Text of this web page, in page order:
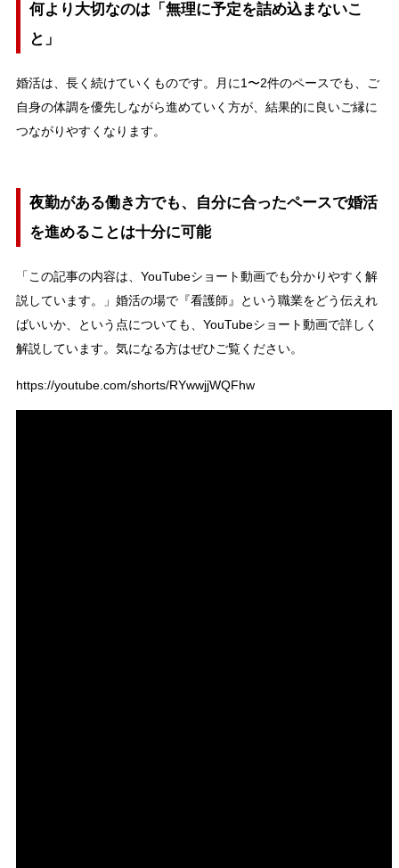
何より大切なのは「無理に予定を詰め込まないこ
と」
婚活は、長く続けていくものです。月に1〜2件のペースでも、ご
自身の体調を優先しながら進めていく方が、結果的に良いご縁に
つながりやすくなります。
夜勤がある働き方でも、自分に合ったペースで婚活
を進めることは十分に可能
「この記事の内容は、YouTubeショート動画でも分かりやすく解
説しています。」婚活の場で『看護師』という職業をどう伝えれ
ばいいか、という点についても、YouTubeショート動画で詳しく
解説しています。気になる方はぜひご覧ください。
https://youtube.com/shorts/RYwwjjWQFhw